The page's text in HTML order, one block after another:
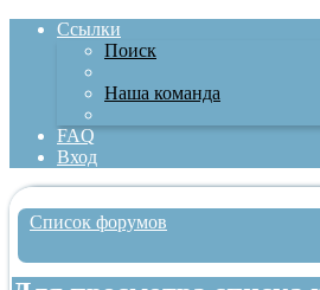
Ссылки
Поиск
Наша команда
FAQ
Вход
Список форумов